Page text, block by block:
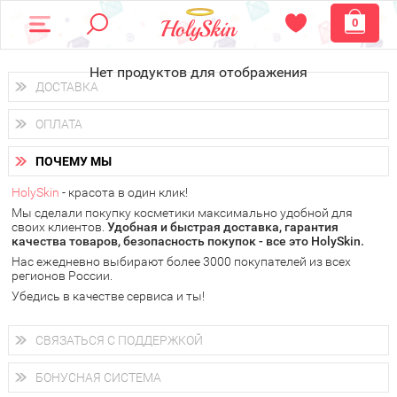
0
Нет продуктов для отображения
ДОСТАВКА
Доставка осуществляетсяпо всем городам России.
Вы можете выбрать доставку курьером, Почтой России или
получить заказ в пунктах выдачи PickPoint или пункте
самовывоза.
В 20 городах России доставка осуществляется ужена
следующий день.
у Вас всегда есть возможность получитьбесплатную
доставку от HolySkin.
подробнее об условиях доставки и оплаты в Вашем городе
ОПЛАТА
Вы можете оплатить свой заказ любым удобным способом:
наличными деньгами (
через интернет-банк (Альфа-банк, Сбербанк) и другими
электронными способами.
ПОЧЕМУ МЫ
HolySkin - красота в один клик!
Мы сделали покупку косметики максимально удобной для
своих клиентов. Удобная и быстрая доставка, гарантия
качества товаров, безопасность покупок - все это HolySkin.
Нас ежедневно выбирают более 3000 покупателей из всех
регионов России.
Убедись в качестве сервиса и ты!
СВЯЗАТЬСЯ С ПОДДЕРЖКОЙ
+7 (800) 707-24-55
Мы будем рады ответить на все Ваши вопросы по работе
магазина, проконсультировать по товарам, рассказать о
БОНУСНАЯ СИСТЕМА